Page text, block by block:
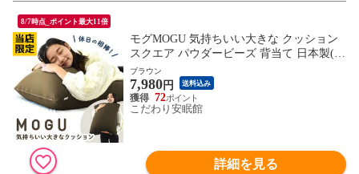
8/7時点_ポイント最大11倍
モグMOGU 気持ちいい大きな クッション
スクエア パウダービーズ 背当て 日本製(側
地サイズ：約60×60×20cm 実寸サイズ：約5
6×64×22cm ブラウン)【10I-SQUARE60-B
R】
ブラウン
7,980円 送料込み
72
こだわり安眠館
詳細を見る